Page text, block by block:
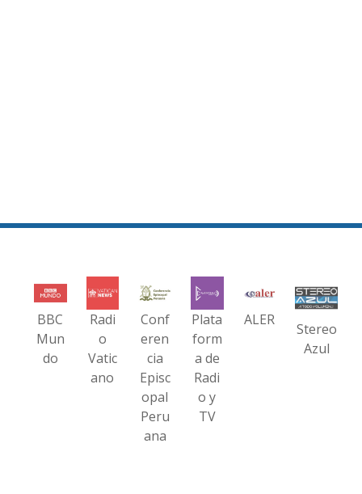
BBC
Mun
do
Radi
o
Vatic
ano
Conf
eren
cia
Episc
opal
Peru
ana
Plata
form
a de
Radi
o y
TV
ALER
Stereo
Azul